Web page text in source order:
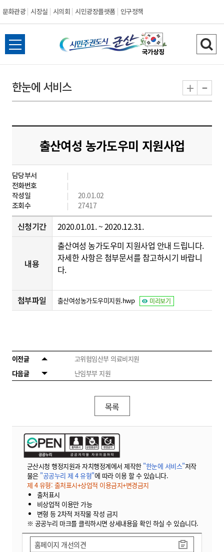
문화관광 시장실 시의회 시민광장플랫폼 인구정책
시
민
도
시
전
체
뉴
열
검
색
기
한눈에 서비스 + -
출산여성 농가도우미 지원사업
담당부서
전화번호
작성일
20.01.02
조회수
27417
신청기간 2020.01.01. ~ 2020.12.31.
내용
출산여성 농가도우미 지원사업 안내 드립니다.
자세한 사항은 첨부문서를 참고하시기 바랍니
다.
첨부파일 출산여성농가도우미지원.hwp 미리보기
이전글
고위험임산부 의료비지원
다음글
난임부부 지원
목록
군산시청 행정지원과 자치행정계에서 제작한 "한눈에 서비스"저작
물은 "공공누리 제 4 유형"에 따라 이용 할 수 있습니다.
제 4 유형: 출처표시+상업적 이용금지+변경금지
출처표시
비상업적 이용만 가능
변형 등 2차적 저작물 작성 금지
※ 공공누리 마크를 클릭하시면 상세내용을 확인 하실 수 있습니다.
홈페이지 개선의견